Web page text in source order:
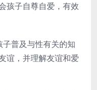
孩子自尊自爱，有效
普及与性有关的知
谊，并理解友谊和爱